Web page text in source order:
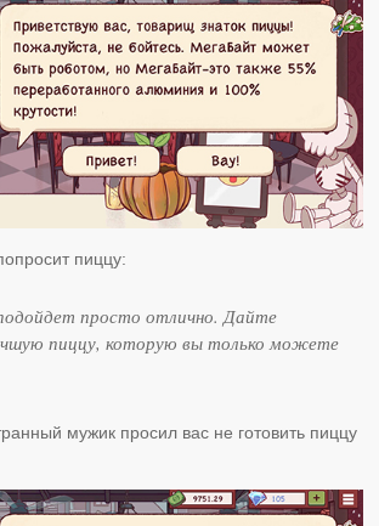
пиццу:
просто отлично. Дайте
пиццу, которую вы только можете
мужик просил вас не готовить пиццу